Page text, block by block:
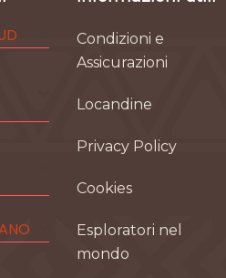
Condizioni e
Assicurazioni
Locandine
Privacy Policy
Cookies
Esploratori nel
mondo